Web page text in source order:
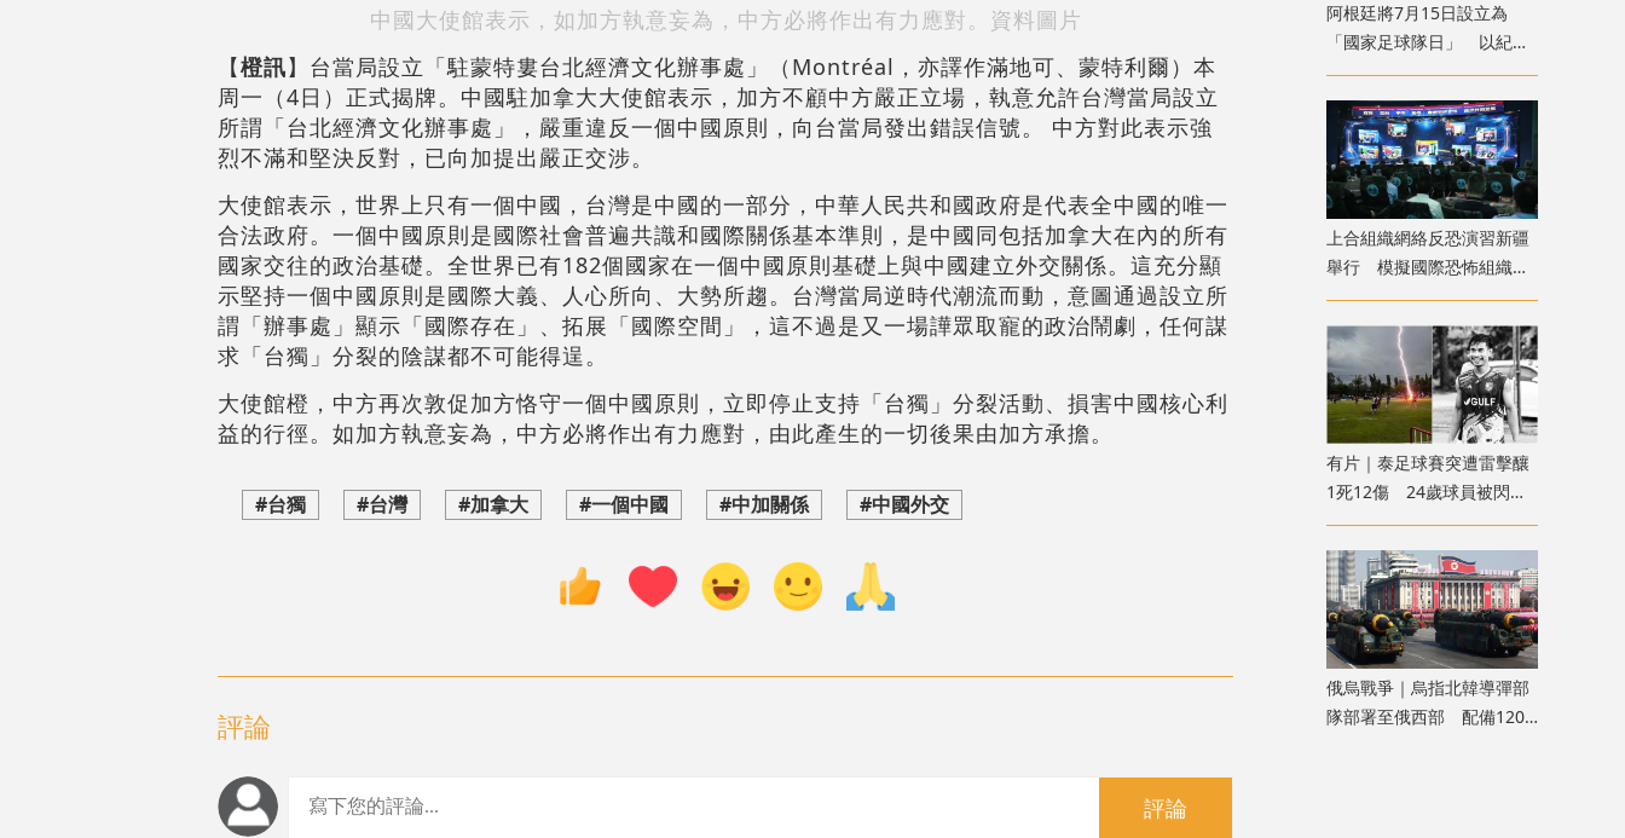
中國大使館表示，如加方執意妄為，中方必將作出有力應對。資料圖片
【橙訊】台當局設立「駐蒙特婁台北經濟文化辦事處」（Montréal，亦譯作滿地可、蒙特利爾）本
周一（4日）正式揭牌。中國駐加拿大大使館表示，加方不顧中方嚴正立場，執意允許台灣當局設立
所謂「台北經濟文化辦事處」，嚴重違反一個中國原則，向台當局發出錯誤信號。 中方對此表示強
烈不滿和堅決反對，已向加提出嚴正交涉。
大使館表示，世界上只有一個中國，台灣是中國的一部分，中華人民共和國政府是代表全中國的唯一
合法政府。一個中國原則是國際社會普遍共識和國際關係基本準則，是中國同包括加拿大在內的所有
國家交往的政治基礎。全世界已有182個國家在一個中國原則基礎上與中國建立外交關係。這充分顯
示堅持一個中國原則是國際大義、人心所向、大勢所趨。台灣當局逆時代潮流而動，意圖通過設立所
謂「辦事處」顯示「國際存在」、拓展「國際空間」，這不過是又一場譁眾取寵的政治鬧劇，任何謀
求「台獨」分裂的陰謀都不可能得逞。
大使館橙，中方再次敦促加方恪守一個中國原則，立即停止支持「台獨」分裂活動、損害中國核心利
益的行徑。如加方執意妄為，中方必將作出有力應對，由此產生的一切後果由加方承擔。
#台獨 #台灣 #加拿大 #一個中國 #中加關係 #中國外交
評論
評論
​阿根廷將7月15日設立為
「國家足球隊日」 以紀念
世盃挫英格蘭
上合組織網絡反恐演習新疆
舉行 模擬國際恐怖組織策
劃實施恐襲等情形
有片｜泰足球賽突遭雷擊釀
1死12傷 24歲球員被閃電
劈中亡
俄烏戰爭｜烏指北韓導彈部
隊部署至俄西部 配備120